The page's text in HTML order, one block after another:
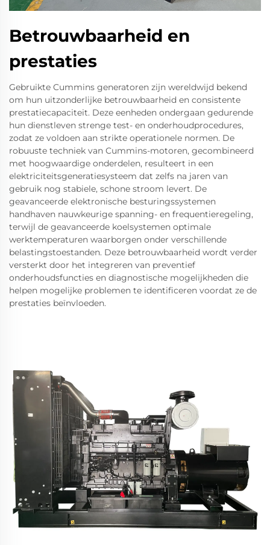
Betrouwbaarheid en
prestaties
Gebruikte Cummins generatoren zijn wereldwijd bekend
om hun uitzonderlijke betrouwbaarheid en consistente
prestatiecapaciteit. Deze eenheden ondergaan gedurende
hun dienstleven strenge test- en onderhoudprocedures,
zodat ze voldoen aan strikte operationele normen. De
robuuste techniek van Cummins-motoren, gecombineerd
met hoogwaardige onderdelen, resulteert in een
elektriciteitsgeneratiesysteem dat zelfs na jaren van
gebruik nog stabiele, schone stroom levert. De
geavanceerde elektronische besturingssystemen
handhaven nauwkeurige spanning- en frequentieregeling,
terwijl de geavanceerde koelsystemen optimale
werktemperaturen waarborgen onder verschillende
belastingstoestanden. Deze betrouwbaarheid wordt verder
versterkt door het integreren van preventief
onderhoudsfuncties en diagnostische mogelijkheden die
helpen mogelijke problemen te identificeren voordat ze de
prestaties beïnvloeden.